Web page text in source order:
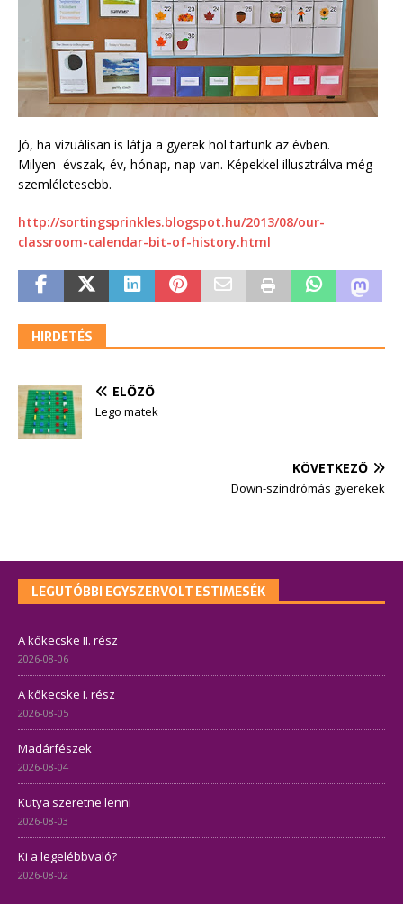
Jó, ha vizuálisan is látja a gyerek hol tartunk az évben.
Milyen évszak, év, hónap, nap van. Képekkel illusztrálva még
szemléletesebb.
http://sortingsprinkles.blogspot.hu/2013/08/our-
classroom-calendar-bit-of-history.html
HIRDETÉS
ELŐZŐ
Lego matek
KÖVETKEZŐ
Down-szindrómás gyerekek
LEGUTÓBBI EGYSZERVOLT ESTIMESÉK
A kőkecske II. rész
2026-08-06
A kőkecske I. rész
2026-08-05
Madárfészek
2026-08-04
Kutya szeretne lenni
2026-08-03
Ki a legelébbvaló?
2026-08-02